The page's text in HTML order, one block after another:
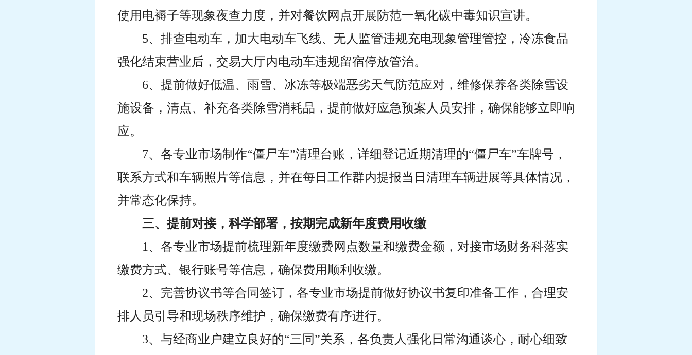
使用电褥子等现象夜查力度，并对餐饮网点开展防范一氧化碳中毒知识宣讲。
5、排查电动车，加大电动车飞线、无人监管违规充电现象管理管控，冷冻食品
强化结束营业后，交易大厅内电动车违规留宿停放管治。
6、提前做好低温、雨雪、冰冻等极端恶劣天气防范应对，维修保养各类除雪设
施设备，清点、补充各类除雪消耗品，提前做好应急预案人员安排，确保能够立即响
应。
7、各专业市场制作“僵尸车”清理台账，详细登记近期清理的“僵尸车”车牌号，
联系方式和车辆照片等信息，并在每日工作群内提报当日清理车辆进展等具体情况，
并常态化保持。
三、提前对接，科学部署，按期完成新年度费用收缴
1、各专业市场提前梳理新年度缴费网点数量和缴费金额，对接市场财务科落实
缴费方式、银行账号等信息，确保费用顺利收缴。
2、完善协议书等合同签订，各专业市场提前做好协议书复印准备工作，合理安
排人员引导和现场秩序维护，确保缴费有序进行。
3、与经商业户建立良好的“三同”关系，各负责人强化日常沟通谈心，耐心细致